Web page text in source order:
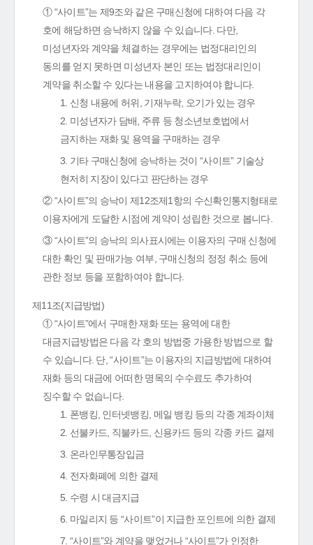
① “사이트”는 제9조와 같은 구매신청에 대하여 다음 각
호에 해당하면 승낙하지 않을 수 있습니다. 다만,
미성년자와 계약을 체결하는 경우에는 법정대리인의
동의를 얻지 못하면 미성년자 본인 또는 법정대리인이
계약을 취소할 수 있다는 내용을 고지하여야 합니다.
1. 신청 내용에 허위, 기재누락, 오기가 있는 경우
2. 미성년자가 담배, 주류 등 청소년보호법에서
금지하는 재화 및 용역을 구매하는 경우
3. 기타 구매신청에 승낙하는 것이 “사이트” 기술상
현저히 지장이 있다고 판단하는 경우
② “사이트”의 승낙이 제12조제1항의 수신확인통지형태로
이용자에게 도달한 시점에 계약이 성립한 것으로 봅니다.
③ “사이트”의 승낙의 의사표시에는 이용자의 구매 신청에
대한 확인 및 판매가능 여부, 구매신청의 정정 취소 등에
관한 정보 등을 포함하여야 합니다.
제11조(지급방법)
① “사이트”에서 구매한 재화 또는 용역에 대한
대금지급방법은 다음 각 호의 방법중 가용한 방법으로 할
수 있습니다. 단, “사이트”는 이용자의 지급방법에 대하여
재화 등의 대금에 어떠한 명목의 수수료도 추가하여
징수할 수 없습니다.
1. 폰뱅킹, 인터넷뱅킹, 메일 뱅킹 등의 각종 계좌이체
2. 선불카드, 직불카드, 신용카드 등의 각종 카드 결제
3. 온라인무통장입금
4. 전자화폐에 의한 결제
5. 수령 시 대금지급
6. 마일리지 등 “사이트”이 지급한 포인트에 의한 결제
7. “사이트”와 계약을 맺었거나 “사이트”가 인정한